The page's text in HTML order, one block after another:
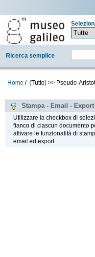
Ricerca semplice
Home / (Tutto) >> Pseudo-
Stampa - Email - Export
Utilizzare la checkbox di
fianco di ciascun documento
attivare le funzionalità di
email ed export.